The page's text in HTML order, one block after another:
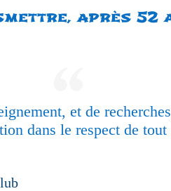
après 52
et de
dans le respect de tout